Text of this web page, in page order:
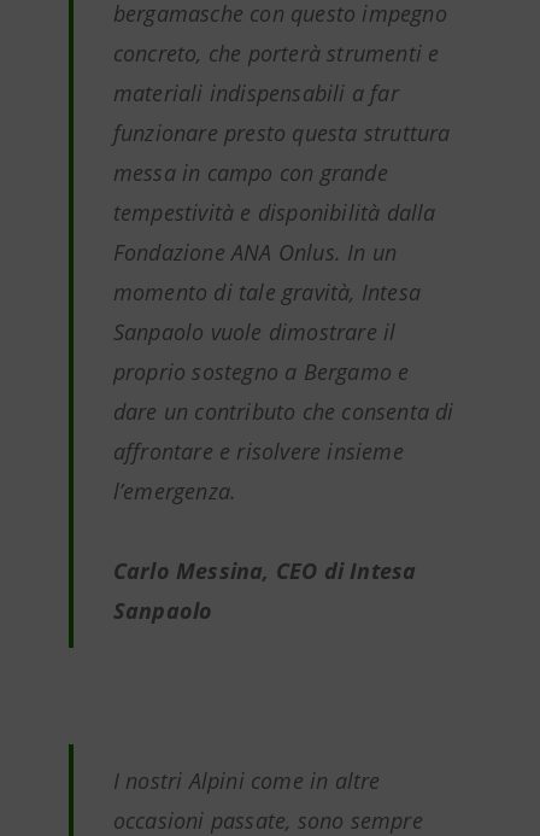
bergamasche con questo impegno
concreto, che porterà strumenti e
materiali indispensabili a far
funzionare presto questa struttura
messa in campo con grande
tempestività e disponibilità dalla
Fondazione ANA Onlus. In un
momento di tale gravità, Intesa
Sanpaolo vuole dimostrare il
proprio sostegno a Bergamo e
dare un contributo che consenta di
affrontare e risolvere insieme
l’emergenza.
Carlo Messina, CEO di Intesa
Sanpaolo
I nostri Alpini come in altre
occasioni passate, sono sempre